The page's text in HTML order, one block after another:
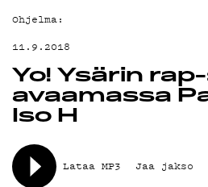
MAINOSTA
G LIVELAB
YSTÄVÄKLUBI
TIETOSUOJA
Ohjelma:
11.9.2018
Yo! Ysärin
avaamassa
Iso H
Lataa MP3 Jaa jakso